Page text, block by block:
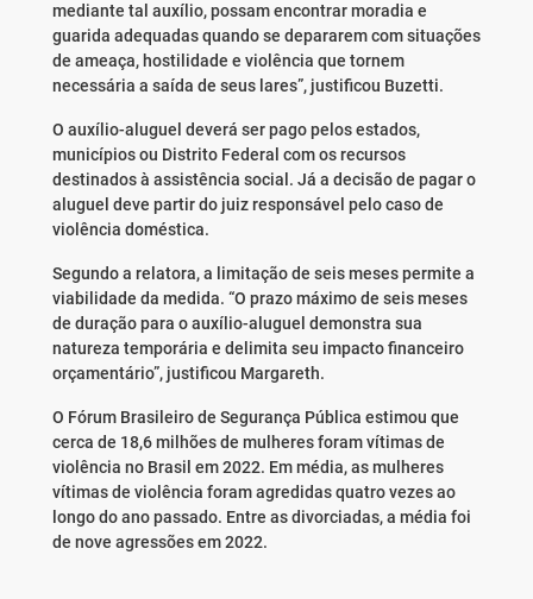
mediante tal auxílio, possam encontrar moradia e
guarida adequadas quando se depararem com situações
de ameaça, hostilidade e violência que tornem
necessária a saída de seus lares”, justificou Buzetti.
O auxílio-aluguel deverá ser pago pelos estados,
municípios ou Distrito Federal com os recursos
destinados à assistência social. Já a decisão de pagar o
aluguel deve partir do juiz responsável pelo caso de
violência doméstica.
Segundo a relatora, a limitação de seis meses permite a
viabilidade da medida. “O prazo máximo de seis meses
de duração para o auxílio-aluguel demonstra sua
natureza temporária e delimita seu impacto financeiro
orçamentário”, justificou Margareth.
O Fórum Brasileiro de Segurança Pública estimou que
cerca de 18,6 milhões de mulheres foram vítimas de
violência no Brasil em 2022. Em média, as mulheres
vítimas de violência foram agredidas quatro vezes ao
longo do ano passado. Entre as divorciadas, a média foi
de nove agressões em 2022.